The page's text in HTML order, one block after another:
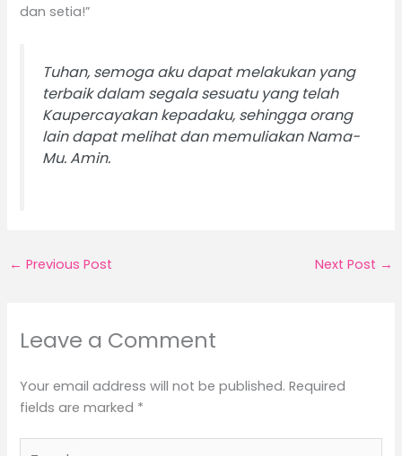
dan setia!”
Tuhan, semoga aku dapat melakukan yang
terbaik dalam segala sesuatu yang telah
Kaupercayakan kepadaku, sehingga orang
lain dapat melihat dan memuliakan Nama-
Mu. Amin.
← Previous Post Next Post →
Leave a Comment
Your email address will not be published. Required
fields are marked *